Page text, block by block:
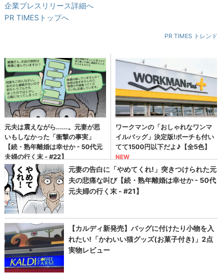
企業プレスリリース詳細へ
PR TIMESトップへ
PR TIMES トレンド